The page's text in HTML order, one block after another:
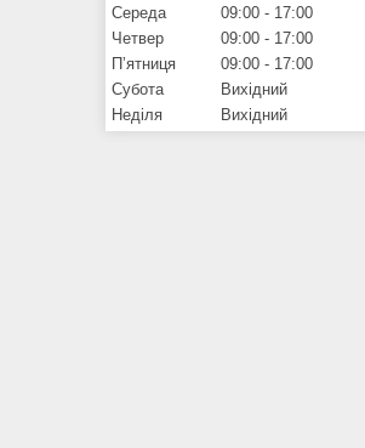
Середа
09:00
17:00
Четвер
09:00
17:00
Пʼятниця
09:00
17:00
Субота
Вихідний
Неділя
Вихідний